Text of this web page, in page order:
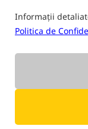
Informații
Politica de